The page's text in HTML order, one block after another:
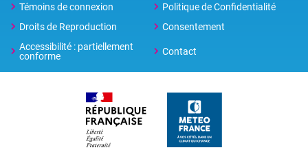
Témoins de connexion
Politique de Confidentialité
Droits de Reproduction
Consentement
Accessibilité : partiellement
conforme
Contact